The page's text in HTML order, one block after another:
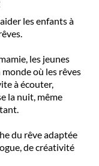
les enfants à
les jeunes
où les rêves
à écouter,
la nuit, même
du rêve adaptée
de créativité